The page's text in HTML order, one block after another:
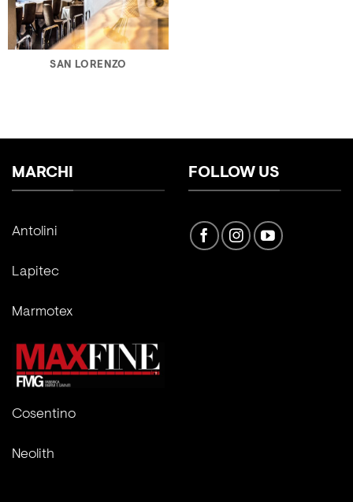
SAN LORENZO
MARCHI
Antolini
Lapitec
Marmotex
Cosentino
Neolith
FOLLOW US